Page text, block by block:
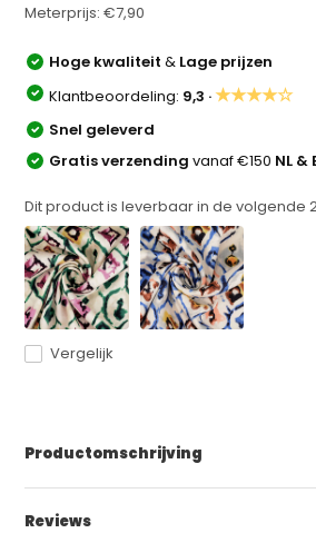
Meterprijs:€7,90
Hoge kwaliteit& Lage prijzen
Klantbeoordeling: 9,3 ·★★★★☆
Snel geleverd
Gratis verzendingvanaf €150 NL &
Dit product is leverbaar in de volgende
Vergelijk
Productomschrijving
Reviews